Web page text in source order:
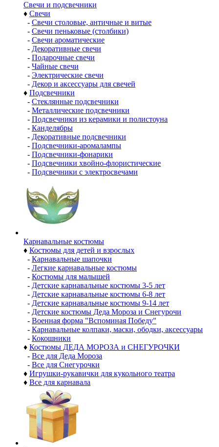
Свечи и подсвечники
♦ Свечи
- Свечи столовые, античные и витые
- Свечи пеньковые (столбики)
- Свечи ароматические
- Декоративные свечи
- Подарочные свечи
- Чайные свечи
- Электрические свечи
- Декор и аксессуары для свечей
♦ Подсвечники
- Стеклянные подсвечники
- Металлические подсвечники
- Подсвечники из керамики и полистоуна
- Канделябры
- Декоративные подсвечники
- Подсвечники-аромалампы
- Подсвечники-фонарики
- Подсвечники хвойно-флористические
- Подсвечники с электросвечами
Карнавальные костюмы
♦ Костюмы для детей и взрослых
- Карнавальные шапочки
- Легкие карнавальные костюмы
- Костюмы для малышей
- Детские карнавальные костюмы 3-5 лет
- Детские карнавальные костюмы 6-8 лет
- Детские карнавальные костюмы 9-14 лет
- Детские костюмы Деда Мороза и Снегурочи
- Военная форма "Вспоминая Победу"
- Карнавальные колпаки, маски, ободки, аксессуары
- Кокошники
♦ Костюмы ДЕДА МОРОЗА и СНЕГУРОЧКИ
- Все для Деда Мороза
- Все для Снегурочки
♦ Игрушки-рукавички для кукольного театра
♦ Все для карнавала